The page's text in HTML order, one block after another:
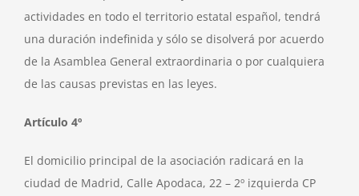
actividades en todo el territorio estatal español, tendrá
una duración indefinida y sólo se disolverá por acuerdo
de la Asamblea General extraordinaria o por cualquiera
de las causas previstas en las leyes.
Artículo 4º
El domicilio principal de la asociación radicará en la
ciudad de Madrid, Calle Apodaca, 22 – 2º izquierda CP